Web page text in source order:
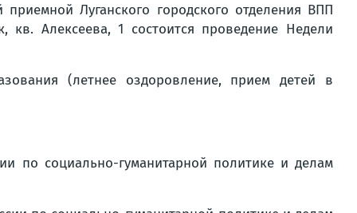
Луганского городского отделения ВПП
Алексеева, 1 состоится проведение Недели
(летнее оздоровление, прием детей в
по социально-гуманитарной политике и делам